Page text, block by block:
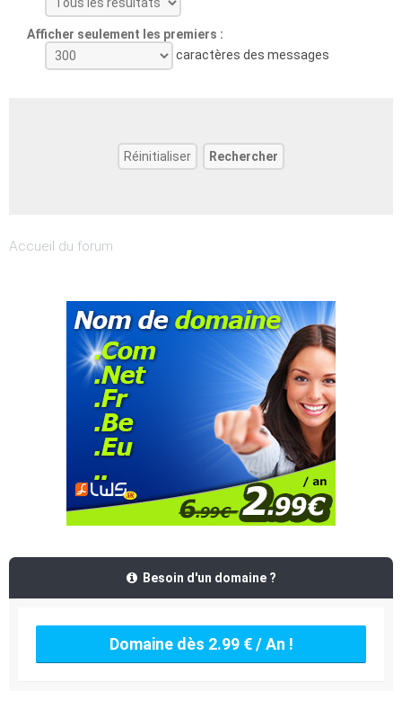
Afficher seulement les premiers :
caractères des messages
Accueil du forum
Besoin d'un domaine ?
Domaine dès 2.99 € / An !